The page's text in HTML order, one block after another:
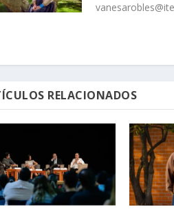
RELACIONADOS